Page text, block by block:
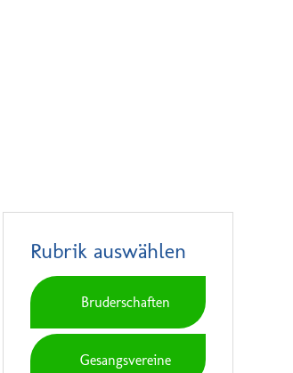
Rubrik auswählen
Bruderschaften
Gesangsvereine